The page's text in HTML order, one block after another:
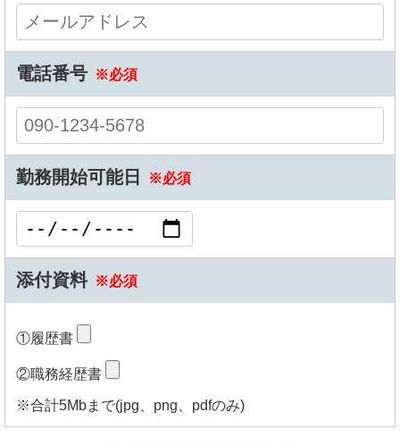
電話番号 ※必須
勤務開始可能日 ※必須
添付資料 ※必須
①履歴書
②職務経歴書
※合計5Mbまで(jpg、png、pdfのみ)